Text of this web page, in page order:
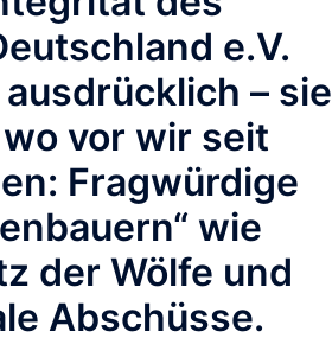
e.V.
– sie
vor wir seit
Fragwürdige
wie
der Wölfe und
Abschüsse.